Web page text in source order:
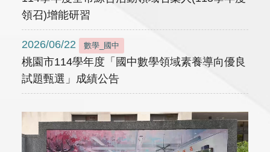
領召)增能研習
2026/06/22 數學_國中
桃園市114學年度「國中數學領域素養導向優良
試題甄選」成績公告